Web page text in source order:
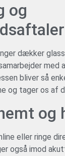
og
dækker
med
bliver så
og tager os af
og
eller ringe
også imod